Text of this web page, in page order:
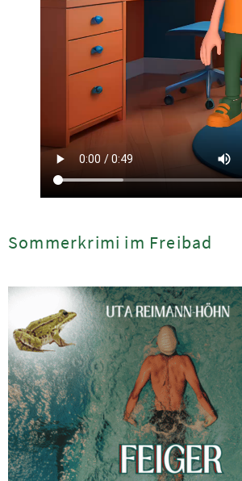
Sommerkrimi im Freibad